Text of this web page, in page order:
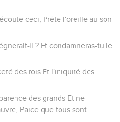
ceci, Prête l'oreille au son
il ? Et condamneras-tu le
des rois Et l'iniquité des
des grands Et ne
Parce que tous sont